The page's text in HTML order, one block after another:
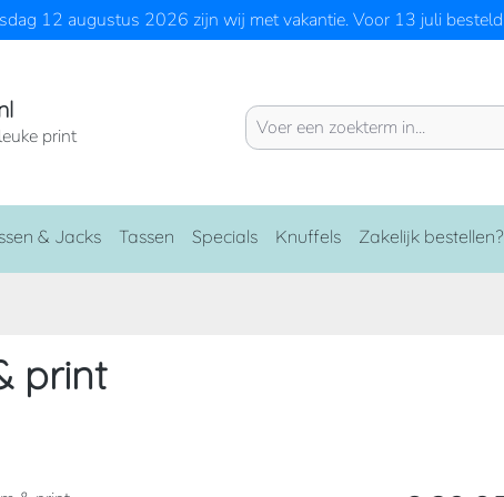
12 augustus 2026 zijn wij met vakantie. Voor 13 juli
print
& Jacks Tassen Specials Knuffels Zakelijk bestellen?
print